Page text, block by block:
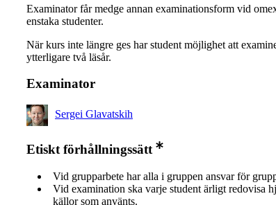
Examinator får medge annan examinationsform vid
enstaka studenter.
När kurs inte längre ges har student möjlighet att
ytterligare två läsår.
Examinator
Sergei Glavatskih
Etiskt förhållningssätt
Vid grupparbete har alla i gruppen ansvar för
Vid examination ska varje student ärligt redovisa
källor som använts.